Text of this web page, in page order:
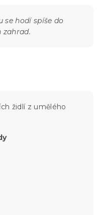
se hodí spíše do
zahrad.
židlí z umělého